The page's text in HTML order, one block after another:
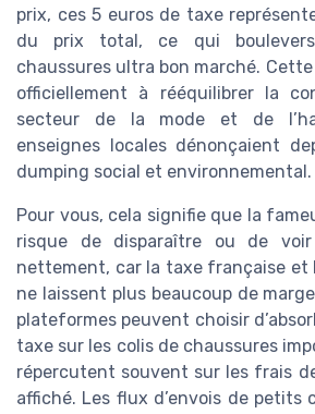
prix, ces 5 euros de taxe
du prix total, ce qui
chaussures ultra bon marché.
officiellement à rééquilibrer la
secteur de la mode et de
enseignes locales dénonçaient
dumping social et environnemental.
Pour vous, cela signifie que la
risque de disparaître ou de
nettement, car la taxe française et
ne laissent plus beaucoup de
plateformes peuvent choisir
taxe sur les colis de chaussures
répercutent souvent sur les frais
affiché. Les flux d’envois de petits